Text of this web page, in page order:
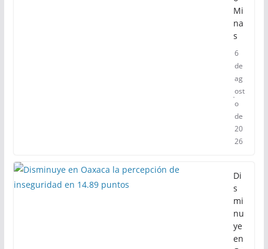
Mi
na
s
6
de
ag
ost
o
de
20
26
Di
s
mi
nu
ye
en